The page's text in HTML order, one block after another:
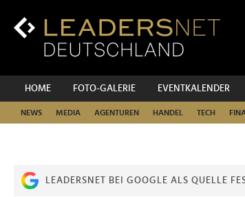
Inhalt
HOME FOTO-GALERIE EVENTKALENDER
NEWS MEDIA AGENTUREN HANDEL TECH
LEADERSNET BEI GOOGLE ALS QUELLE